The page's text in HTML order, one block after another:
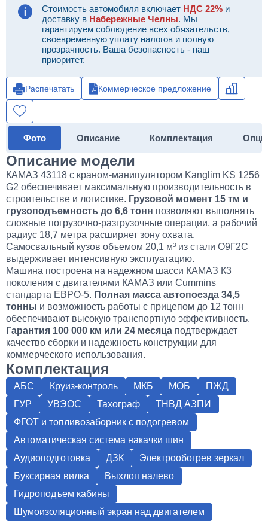
Стоимость автомобиля включает НДС 22% и
доставку в Набережные Челны. Мы
гарантируем соблюдение всех обязательств,
своевременную уплату налогов и полную
прозрачность. Ваша безопасность - наш
приоритет.
Распечатать Коммерческое предложение
Фото Описание Комплектация
Описание модели
КАМАЗ 43118 с краном-манипулятором Kanglim KS 1256
G2 обеспечивает максимальную производительность в
строительстве и логистике. Грузовой момент 15 тм и
грузоподъемность до 6,6 тонн позволяют выполнять
сложные погрузочно-разгрузочные операции, а рабочий
радиус 18,7 метра расширяет зону охвата.
Самосвальный кузов объемом 20,1 м³ из стали О9Г2С
выдерживает интенсивную эксплуатацию.
Машина построена на надежном шасси КАМАЗ К3
поколения с двигателями КАМАЗ или Cummins
стандарта ЕВРО-5. Полная масса автопоезда 34,5
тонны и возможность работы с прицепом до 12 тонн
обеспечивают высокую транспортную эффективность.
Гарантия 100 000 км или 24 месяца подтверждает
качество сборки и надежность конструкции для
коммерческого использования.
Комплектация
АБС Круиз-контроль МКБ МОБ
ПЖД
ГУР
УВЭОС Тахограф
ТНВД АЗПИ
ФГОТ и топливозаборник с подогревом
Автоматическая система накачки шин
Аудиоподготовка
ДЗК
Электрообогрев зеркал
Буксирная вилка
Выхлоп налево
Гидроподъем кабины
Шумоизоляционный экран над двигателем